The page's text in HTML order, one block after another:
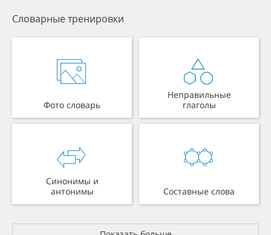
Словарные тренировки
Фото словарь
Неправильные
глаголы
Синонимы и
антонимы
Составные слова